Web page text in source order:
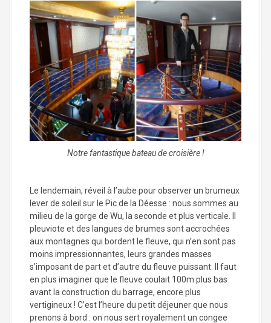
Notre fantastique bateau de croisière !
Le lendemain, réveil à l’aube pour observer un brumeux
lever de soleil sur le Pic de la Déesse : nous sommes au
milieu de la gorge de Wu, la seconde et plus verticale. Il
pleuviote et des langues de brumes sont accrochées
aux montagnes qui bordent le fleuve, qui n’en sont pas
moins impressionnantes, leurs grandes masses
s’imposant de part et d’autre du fleuve puissant. Il faut
en plus imaginer que le fleuve coulait 100m plus bas
avant la construction du barrage, encore plus
vertigineux ! C’est l’heure du petit déjeuner que nous
prenons à bord : on nous sert royalement un congee